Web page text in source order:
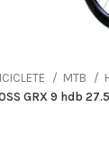
MTB
GRX 9 hdb